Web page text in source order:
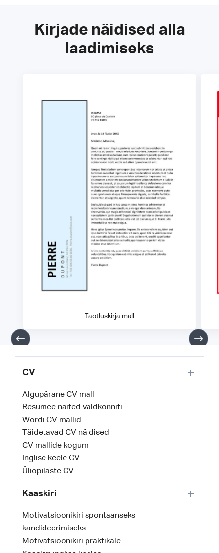
Kirjade näidised alla
laadimiseks
Taotluskirja mall
CV
Algupärane CV mall
Resümee näited valdkonniti
Wordi CV mallid
Täidetavad CV näidised
CV mallide kogum
Inglise keele CV
Üliõpilaste CV
Kaaskiri
Motivatsioonikiri spontaanseks
kandideerimiseks
Motivatsioonikiri praktikale